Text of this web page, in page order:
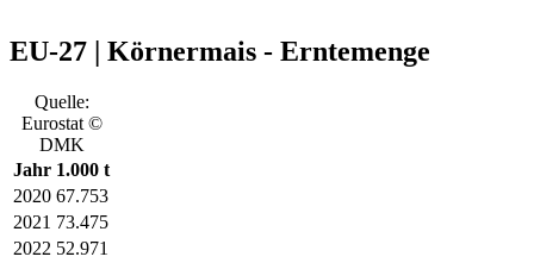
EU-27 | Körnermais - Erntemenge
Quelle:
Eurostat ©
DMK
Jahr 1.000 t
2020 67.753
2021 73.475
2022 52.971